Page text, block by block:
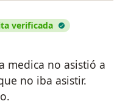
verificada
medica no asistió a
no iba asistir.